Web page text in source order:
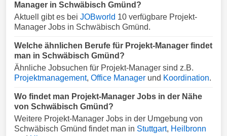
Manager in Schwäbisch Gmünd?
Aktuell gibt es bei JOBworld 10 verfügbare Projekt-
Manager Jobs in Schwäbisch Gmünd.
Welche ähnlichen Berufe für Projekt-Manager findet
man in Schwäbisch Gmünd?
Ähnliche Jobsuchen für Projekt-Manager sind z.B.
Projektmanagement, Office Manager und Koordination.
Wo findet man Projekt-Manager Jobs in der Nähe
von Schwäbisch Gmünd?
Weitere Projekt-Manager Jobs in der Umgebung von
Schwäbisch Gmünd findet man in Stuttgart, Heilbronn